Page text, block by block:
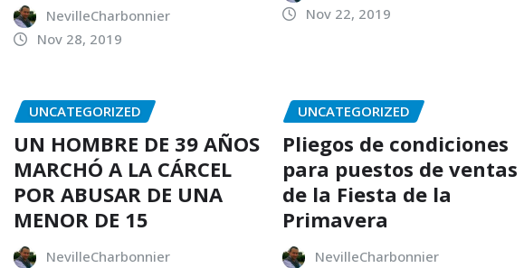
NevilleCharbonnier
Nov 28, 2019
Nov 22, 2019
UNCATEGORIZED
UN HOMBRE DE 39 AÑOS
MARCHÓ A LA CÁRCEL
POR ABUSAR DE UNA
MENOR DE 15
NevilleCharbonnier
UNCATEGORIZED
Pliegos de condiciones
para puestos de ventas
de la Fiesta de la
Primavera
NevilleCharbonnier